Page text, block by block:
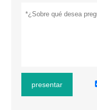
presentar